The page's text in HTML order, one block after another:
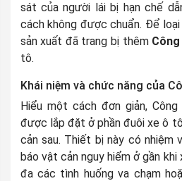
sát của người lái bị hạn chế
cách không được chuẩn. Để
sản xuất đã trang bị thêm
tô.
Khái niệm và chức năng của
Hiểu một cách đơn giản,
được lắp đặt ở phần đuôi xe ô
cản sau. Thiết bị này có nhiệm
báo vật cản nguy hiểm ở gần
đa các tình huống va chạm